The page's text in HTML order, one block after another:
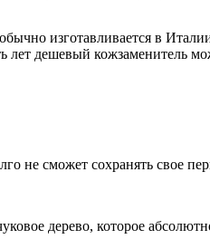
изготавливается в
дешевый кожзаменитель
не сможет сохранять свое
дерево, которое